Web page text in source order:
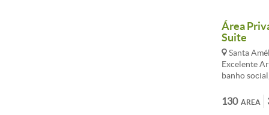
Área
Suite
Santa
Excelente
banho
ÁREA
130